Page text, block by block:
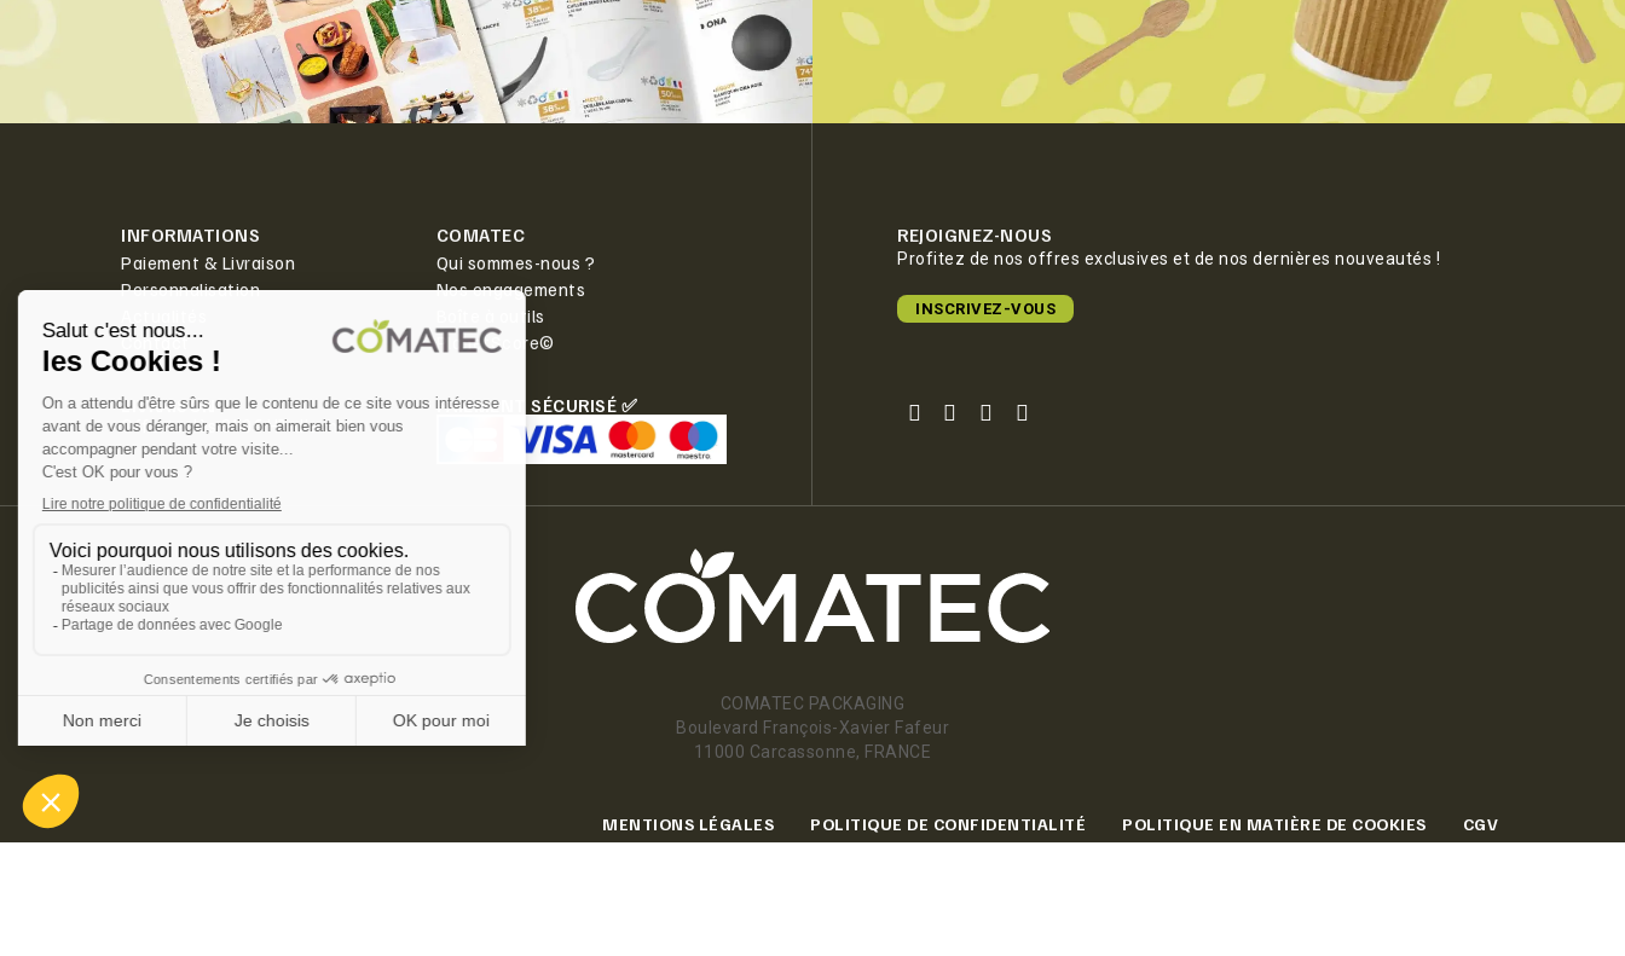
INFORMATIONS
Paiement & Livraison
Personnalisation
Contact
COMATEC
Qui sommes-nous ?
Nos engagements
Boîte à outils
PlanetScore©
LIVRAISON
Offerte dès 350€ HT d'achat.
PAIEMENT SÉCURISÉ ✅
REJOIGNEZ-NOUS
Profitez de nos offres exclusives et de nos dernières nouveautés !
INSCRIVEZ-VOUS
COMATEC PACKAGING
Boulevard François-Xavier Fafeur
11000 Carcassonne, FRANCE
MENTIONS LÉGALES POLITIQUE DE CONFIDENTIALITÉ POLITIQUE EN MATIÈRE DE COOKIES CGV